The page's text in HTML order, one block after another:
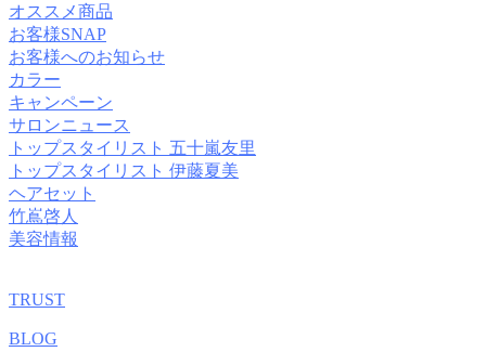
オススメ商品
お客様SNAP
お客様へのお知らせ
カラー
キャンペーン
サロンニュース
トップスタイリスト 五十嵐友里
トップスタイリスト 伊藤夏美
ヘアセット
竹嶌啓人
美容情報
TRUST
BLOG